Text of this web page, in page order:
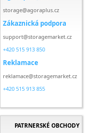
storage@agoraplus.cz
Zákaznická podpora
support@storagemarket.cz
+420 515 913 850
Reklamace
reklamace@storagemarket.cz
+420 515 913 855
PATRNERSKÉ OBCHODY